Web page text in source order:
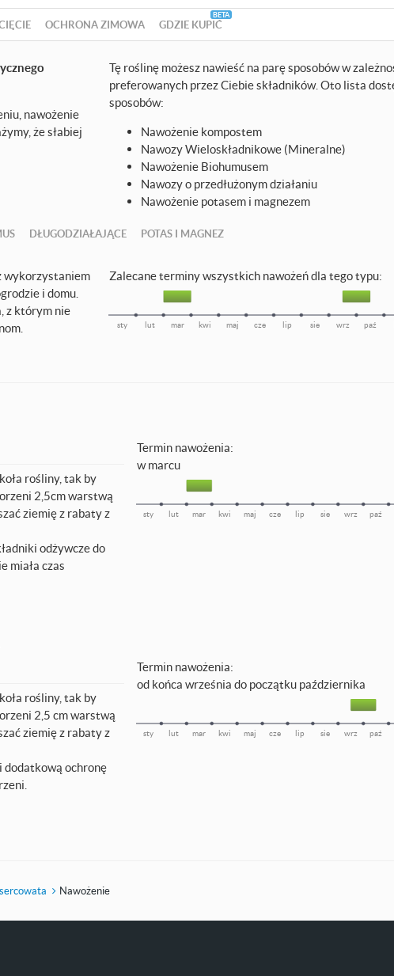
OCHRONA ZIMOWA GDZIE KUPIĆ
nawożenie
że słabiej
Tę roślinę możesz nawieść na parę sposobów w
preferowanych przez Ciebie składników. Oto lista
sposobów:
Nawożenie kompostem
Nawozy Wieloskładnikowe (Mineralne)
Nawożenie Biohumusem
Nawozy o przedłużonym działaniu
Nawożenie potasem i magnezem
DŁUGODZIAŁAJĄCE POTAS I MAGNEZ
wykorzystaniem
i domu.
z którym nie
Zalecane terminy wszystkich nawożeń dla tego typu:
sty lut mar kwi maj cze lip sie wrz paź
rośliny, tak by
2,5cm warstwą
ziemię z rabaty z
odżywcze do
miała czas
Termin nawożenia:
w marcu
sty lut mar kwi maj cze lip sie wrz paź
rośliny, tak by
2,5 cm warstwą
ziemię z rabaty z
ochronę
Termin nawożenia:
od końca września do początku października
sty lut mar kwi maj cze lip sie wrz paź
Nawożenie